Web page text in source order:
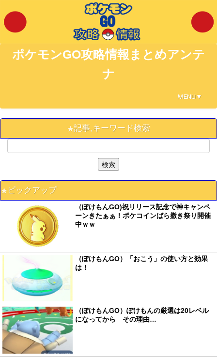
ポケモンGO攻略情報まとめアンテ
ナ
MENU▼
記事,キーワード検索
ピックアップ
（ぽけもんGO)祝リリース記念で神キャンペ
ーンきたぁぁ！ポケコインばら撒き祭り開催
中ｗｗ
（ぽけもんGO）「おこう」の使い方と効果
は！
（ぽけもんGO）ぽけもんの厳選は20レベル
になってから その理由…